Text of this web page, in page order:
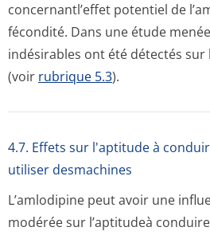
concernantl’effet potentiel de
fécondité. Dans une étude
indésirables ont été détectés
(voir rubrique 5.3).
4.7. Effets sur l'aptitude à
utiliser desmachines
L’amlodipine peut avoir une
modérée sur l’aptitudeà